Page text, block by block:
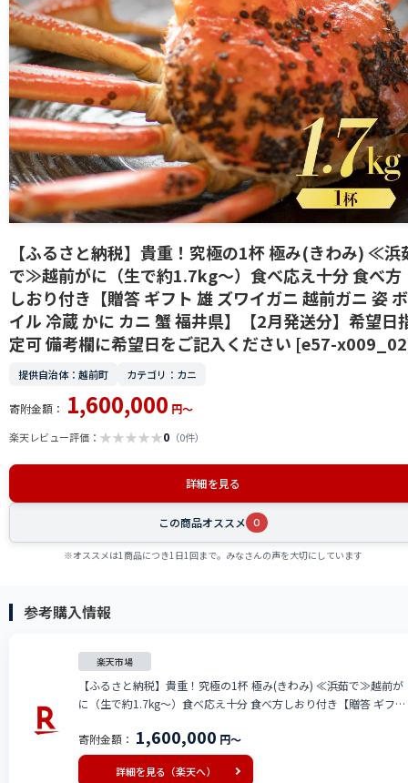
【ふるさと納税】貴重！究極の1杯 極み(きわみ) ≪浜
で≫越前がに（生で約1.7kg〜）食べ応え十分 食べ方
しおり付き【贈答 ギフト 雄 ズワイガニ 越前ガニ 姿 ボ
イル 冷蔵 かに カニ 蟹 福井県】【2月発送分】希望日
定可 備考欄に希望日をご記入ください [e57-
提供自治体：越前町 カテゴリ：カニ
寄附金額： 1,600,000 円～
楽天レビュー評価： ★★★★★0 （0件）
詳細を見る
この商品オススメ 0
※オススメは1商品につき1日1回まで。みなさんの声を大切にしています
参考購入情報
楽天市場
【ふるさと納税】貴重！究極の1杯 極み(きわみ) ≪浜茹で≫越前が
に（生で約1.7kg〜）食べ応え十分 食べ方しおり付き【贈答 ギフト
発送分】希望日指定可 備考欄に希望日をご記入ください [e57-
x009_02]
寄附金額： 1,600,000 円～
詳細を見る（楽天へ）